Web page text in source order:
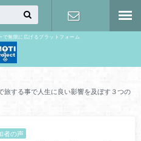
で無限に広げるプラットフォーム
旅する事で人生に良い影響を及ぼす３つの
者の声